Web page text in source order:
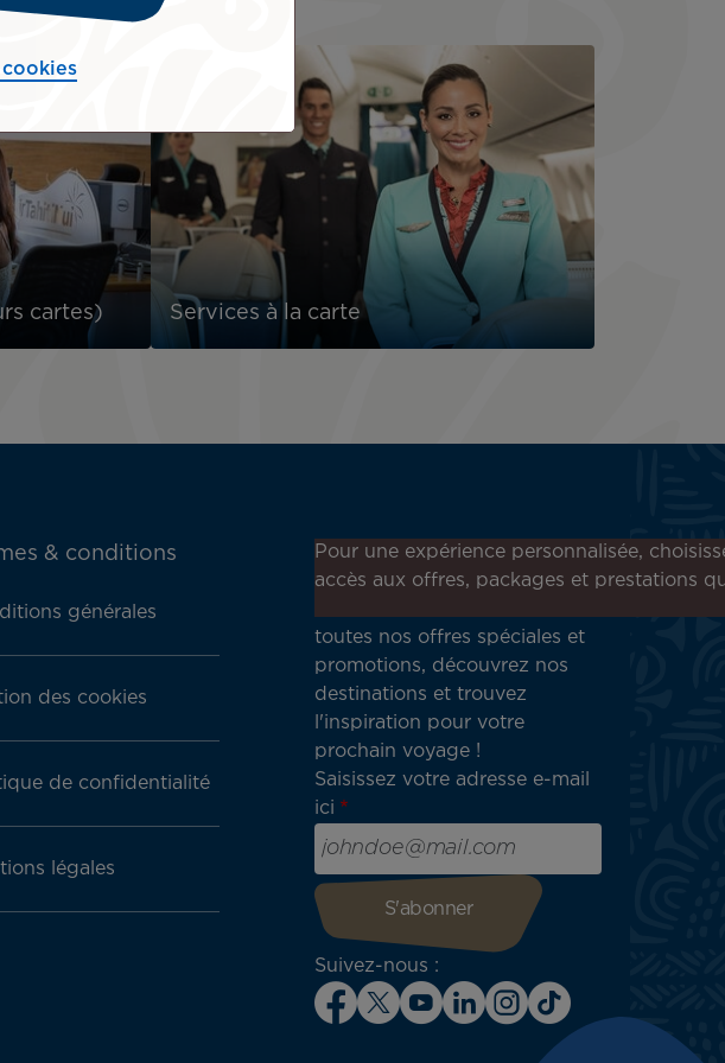
cartes) Services à la carte
& conditions
générales
des cookies
de confidentialité
légales
Inscrivez-vous à notre
newsletter !
toutes nos offres spéciales et
promotions, découvrez nos
destinations et trouvez
l'inspiration pour votre
prochain voyage !
Saisissez votre adresse e-mail
ici
Suivez-nous :
Pour une expérience personnalisée,
accès aux offres, packages et prestations